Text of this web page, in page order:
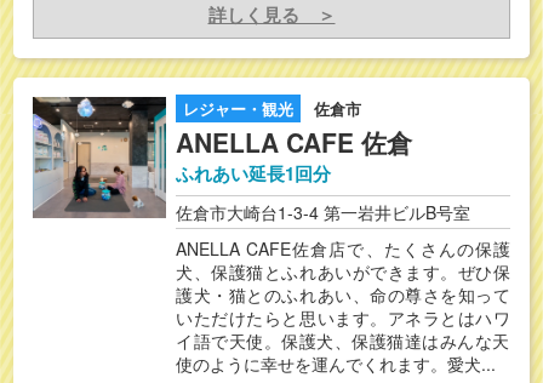
詳しく見る ＞
レジャー・観光 佐倉市
ANELLA CAFE 佐倉
ふれあい延長1回分
佐倉市大崎台1-3-4 第一岩井ビルB号室
ANELLA CAFE佐倉店で、たくさんの保護
犬、保護猫とふれあいができます。ぜひ保
護犬・猫とのふれあい、命の尊さを知って
いただけたらと思います。アネラとはハワ
イ語で天使。保護犬、保護猫達はみんな天
使のように幸せを運んでくれます。愛犬...